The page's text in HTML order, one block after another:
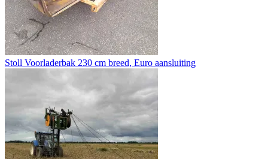
Stoll Voorladerbak 230 cm breed, Euro aansluiting